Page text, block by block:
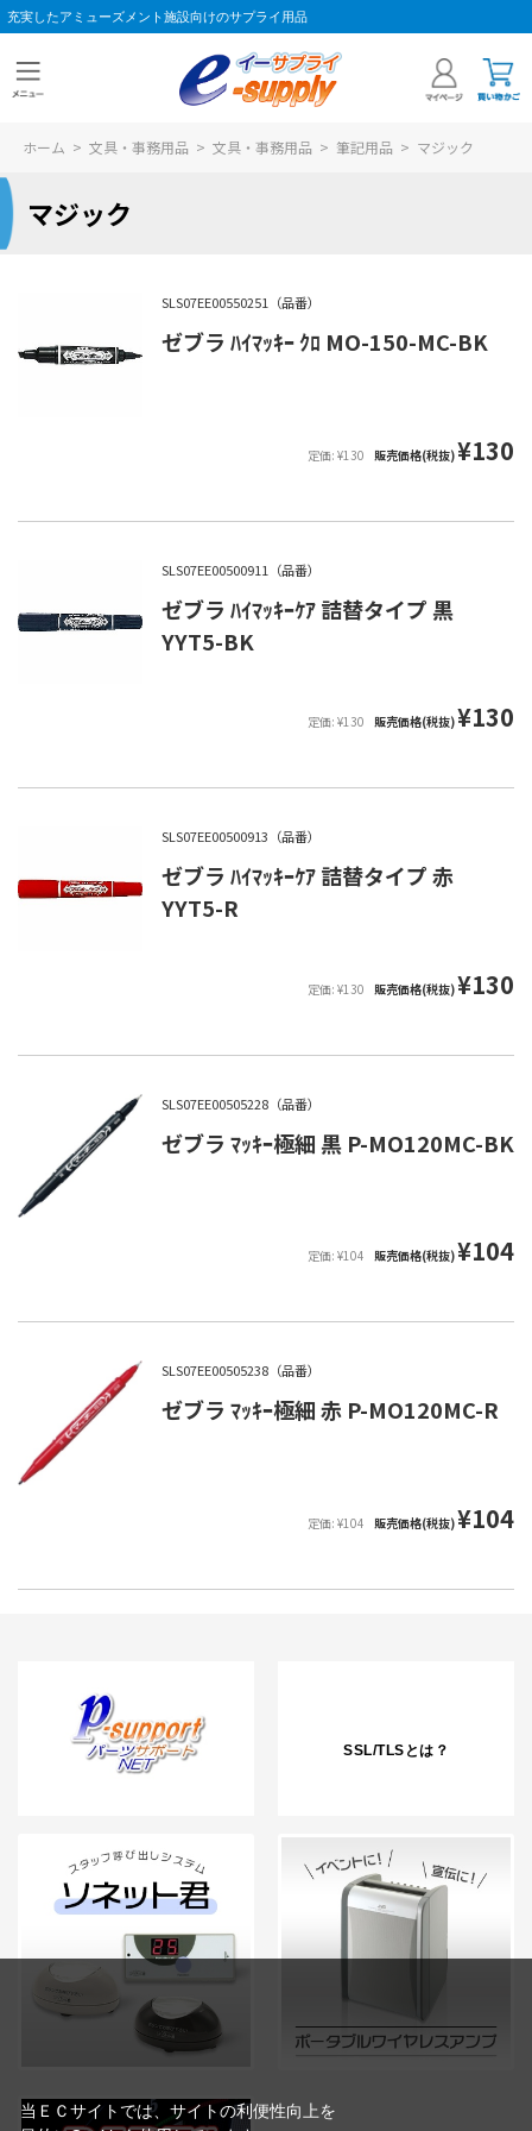
充実したアミューズメント施設向けのサプライ用品
ホーム > 文具・事務用品 > 文具・事務用品 > 筆記用品 > マジック
マジック
SLS07EE00550251（品番）
ゼブラ ﾊｲﾏｯｷｰ ｸﾛ MO-150-MC-BK
定価: ¥130 販売価格(税抜)¥130
SLS07EE00500911（品番）
ゼブラ ﾊｲﾏｯｷｰｹｱ 詰替タイプ 黒
YYT5-BK
定価: ¥130 販売価格(税抜)¥130
SLS07EE00500913（品番）
ゼブラ ﾊｲﾏｯｷｰｹｱ 詰替タイプ 赤
YYT5-R
定価: ¥130 販売価格(税抜)¥130
SLS07EE00505228（品番）
ゼブラ ﾏｯｷｰ極細 黒 P-MO120MC-BK
定価: ¥104 販売価格(税抜)¥104
SLS07EE00505238（品番）
ゼブラ ﾏｯｷｰ極細 赤 P-MO120MC-R
定価: ¥104 販売価格(税抜)¥104
SSL/TLSとは？
当ＥＣサイトでは、サイトの利便性向上を